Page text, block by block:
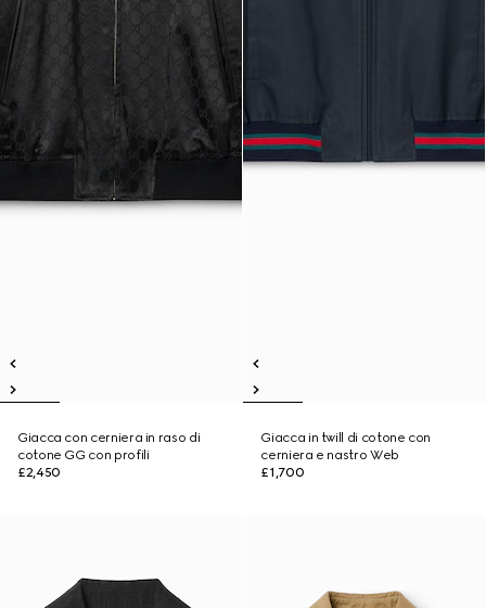
Giacca con cerniera in raso di
cotone GG con profili
£2,450
Giacca in twill di cotone con
cerniera e nastro Web
£1,700